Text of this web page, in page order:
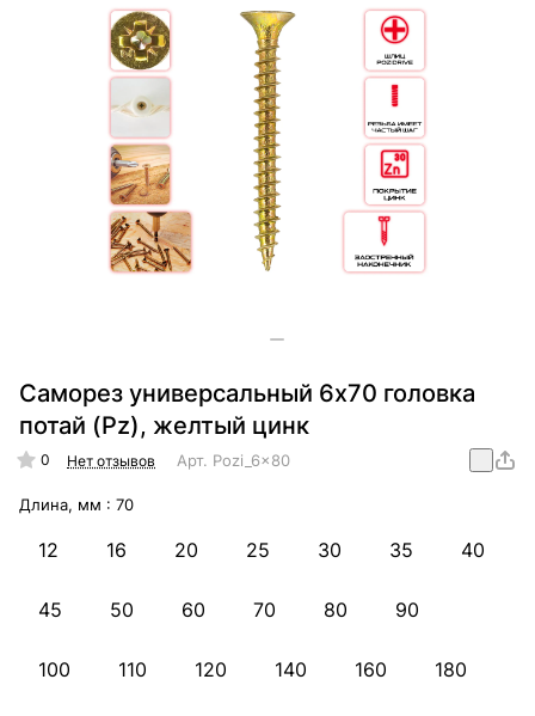
Саморез универсальный 6х70 головка
потай (Pz), желтый цинк
0 Нет отзывов Арт. Pozi_6x80
Длина, мм : 70
12 16 20 25 30 35 40
45 50 60 70 80 90
100 110 120 140 160 180